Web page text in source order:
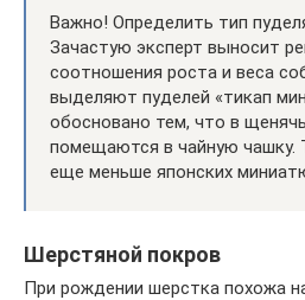
Важно! Определить тип
Зачастую эксперт выносит
соотношения роста и веса
выделяют пуделей «тикап
обосновано тем, что в
помещаются в чайную чашку.
еще меньше японских
Шерстяной покров
При рождении шерстка похожа